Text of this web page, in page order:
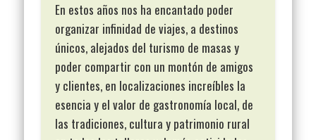
En estos años nos ha encantado poder
organizar infinidad de viajes, a destinos
únicos, alejados del turismo de masas y
poder compartir con un montón de amigos
y clientes, en localizaciones increíbles la
esencia y el valor de gastronomía local, de
las tradiciones, cultura y patrimonio rural